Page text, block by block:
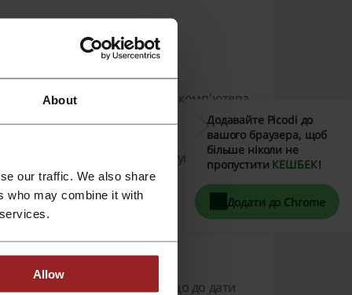
About
our traffic. We also share
who may combine it with
Allow
з мобільного телефону чи комп'ютера.
підтвердження екскурсії.
будь-якої екскурсії мінімум 48 годин
без штрафу за умови, що до дати
Додавайте Picodi до
вашого браузера, щоб
більше ніколи не
пропустити КЕШБЕК!
Додати до Chrome